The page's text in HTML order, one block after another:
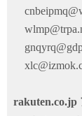
rakuten.co.jp